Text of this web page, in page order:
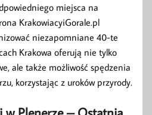
miejsca na
KrakowiacyiGorale.pl
niezapomniane 40-te
Krakowa oferują nie tylko
ale także możliwość spędzenia
korzystając z uroków przyrody.